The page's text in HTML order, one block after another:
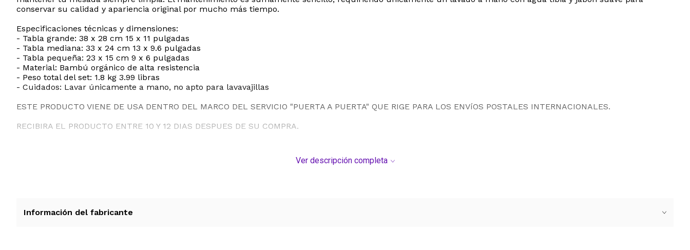
conservar su calidad y apariencia original por mucho más tiempo.
Especificaciones técnicas y dimensiones:
- Tabla grande: 38 x 28 cm 15 x 11 pulgadas
- Tabla mediana: 33 x 24 cm 13 x 9.6 pulgadas
- Tabla pequeña: 23 x 15 cm 9 x 6 pulgadas
- Material: Bambú orgánico de alta resistencia
- Peso total del set: 1.8 kg 3.99 libras
- Cuidados: Lavar únicamente a mano, no apto para lavavajillas
ESTE PRODUCTO VIENE DE USA DENTRO DEL MARCO DEL SERVICIO "PUERTA A PUERTA" QUE RIGE PARA LOS ENVíOS POSTALES INTERNACIONALES.
RECIBIRA EL PRODUCTO ENTRE 10 Y 12 DIAS DESPUES DE SU COMPRA.
Ver descripción completa
Información del fabricante